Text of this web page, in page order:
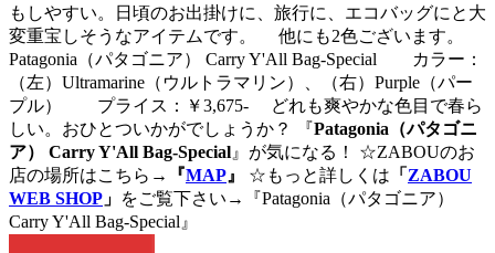
もしやすい。日頃のお出掛けに、旅行に、エコバッグにと大
変重宝しそうなアイテムです。 他にも2色ございます。
Patagonia（パタゴニア） Carry Y'All Bag-Special カラー：
（左）Ultramarine（ウルトラマリン）、（右）Purple（パー
プル） プライス：￥3,675- どれも爽やかな色目で春ら
しい。おひとついかがでしょうか？ 『Patagonia（パタゴニ
ア） Carry Y'All Bag-Special 』が気になる！ ☆ZABOUのお
店の場所はこちら →『MAP 』 ☆もっと詳しくは 「 ZABOU
WEB SHOP 」 をご覧下さい→『Patagonia（パタゴニア）
Carry Y'All Bag-Special』